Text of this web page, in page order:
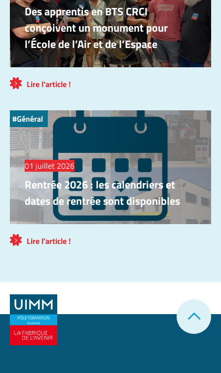
Des apprentis en BTS CRCI
conçoivent un monument pour
l’École de l’Air et de l’Espace
Lire l'article !
Général
01 juillet 2026
Rentrée 2026 : les calendriers et
dates de rentrée sont disponibles
Lire l'article !